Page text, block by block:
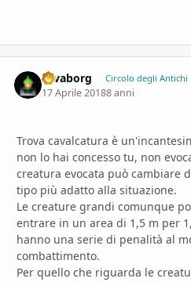
savaborg Circolo degli Antichi
17 Aprile 20188 anni
Trova cavalcatura è
non lo hai concesso tu, non
creatura evocata può cambiare
tipo più adatto alla situazione.
Le creature grandi comunque
entrare in un area di 1,5 m per
hanno una serie di penalità al
combattimento.
Per quello che riguarda le